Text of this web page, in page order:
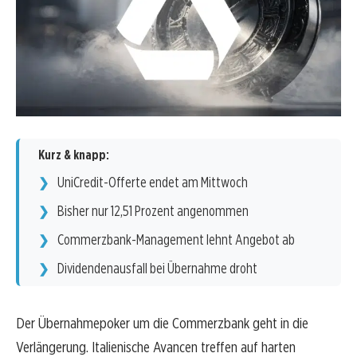
Kurz & knapp:
UniCredit-Offerte endet am Mittwoch
Bisher nur 12,51 Prozent angenommen
Commerzbank-Management lehnt Angebot ab
Dividendenausfall bei Übernahme droht
Der Übernahmepoker um die Commerzbank geht in die
Verlängerung. Italienische Avancen treffen auf harten